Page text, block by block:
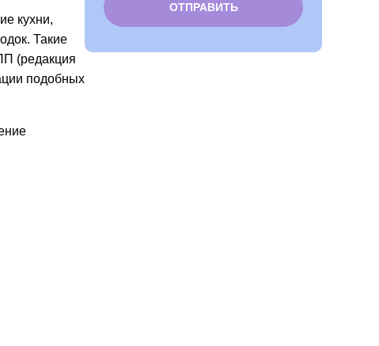
кухни,
Такие
(редакция
подобных